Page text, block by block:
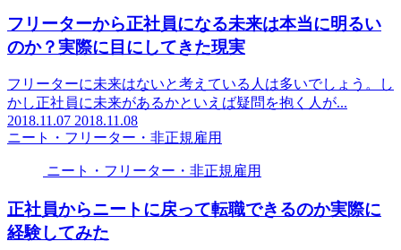
フリーターから正社員になる未来は本当に明るい
のか？実際に目にしてきた現実
フリーターに未来はないと考えている人は多いでしょう。し
かし正社員に未来があるかといえば疑問を抱く人が...
2018.11.07 2018.11.08
ニート・フリーター・非正規雇用
ニート・フリーター・非正規雇用
正社員からニートに戻って転職できるのか実際に
経験してみた